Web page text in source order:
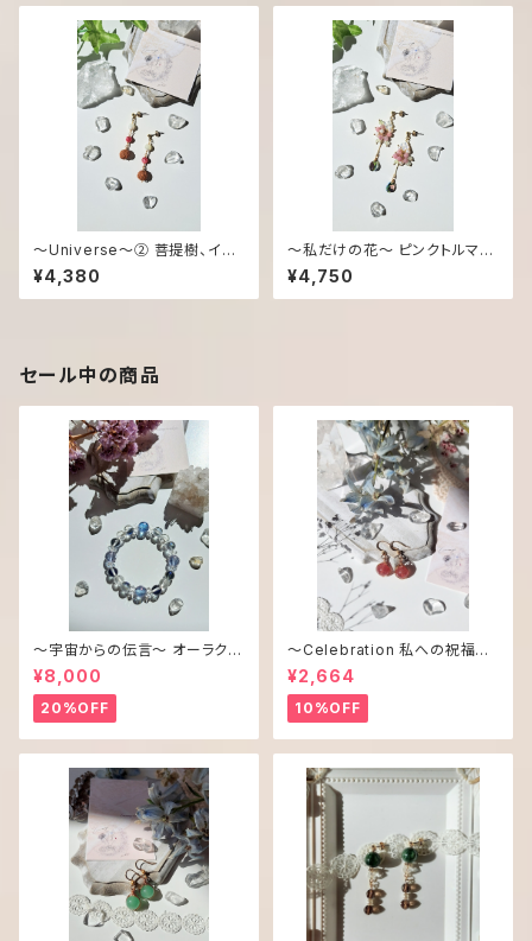
〜Universe～② 菩提樹、イン
ペリアルロードナイト、マザーオ
ブパール ピアス/イヤリング
¥4,380
〜私だけの花～ ピンクトルマリ
ン、シェル、プレナイト ピアス/イ
ヤリング
¥4,750
セール中の商品
〜宇宙からの伝言〜 オーラクリ
スタル＆アクアオーラ ブレスレッ
ト
¥8,000
20%OFF
〜Celebration 私への祝福〜
CANDY♡シリーズ ピアス
／イヤリング
¥2,664
10%OFF